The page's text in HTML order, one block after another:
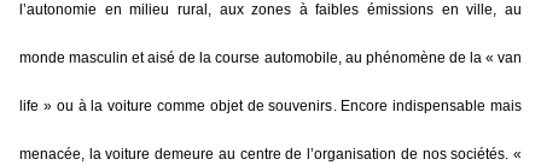
l’autonomie en milieu rural, aux zones à faibles émissions en ville, au
monde masculin et aisé de la course automobile, au phénomène de la « van
life » ou à la voiture comme objet de souvenirs. Encore indispensable mais
menacée, la voiture demeure au centre de l’organisation de nos sociétés. «